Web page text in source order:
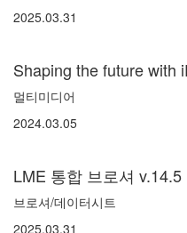
2025.03.31
Shaping the future with
멀티미디어
2024.03.05
LME 통합 브로셔 v.14.5
브로셔/데이터시트
2025.03.31